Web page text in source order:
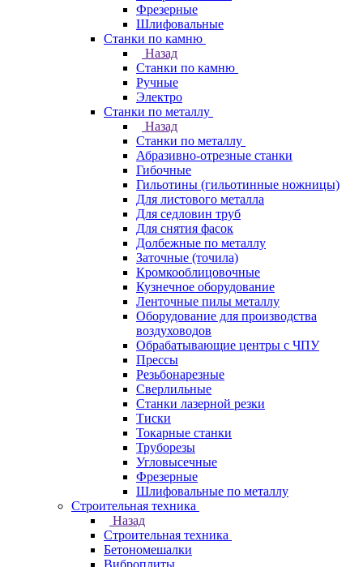
Фрезерные
Шлифовальные
Станки по камню
Назад
Станки по камню
Ручные
Электро
Станки по металлу
Назад
Станки по металлу
Абразивно-отрезные станки
Гибочные
Гильотины (гильотинные ножницы)
Для листового металла
Для седловин труб
Для снятия фасок
Долбежные по металлу
Заточные (точила)
Кромкооблицовочные
Кузнечное оборудование
Ленточные пилы металлу
Оборудование для производства
воздуховодов
Обрабатывающие центры с ЧПУ
Прессы
Резьбонарезные
Сверлильные
Станки лазерной резки
Тиски
Токарные станки
Труборезы
Угловысечные
Фрезерные
Шлифовальные по металлу
Строительная техника
Назад
Строительная техника
Бетономешалки
Виброплиты